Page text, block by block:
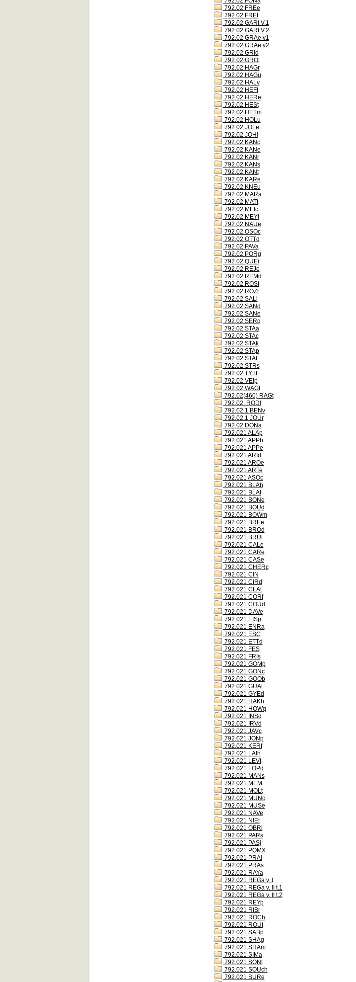
792.02 FREe
792.02 FREt
792.02 GARt V.1
792.02 GARt V.2
792.02 GRAe v1
792.02 GRAe v2
792.02 GRId
792.02 GROt
792.02 HAGr
792.02 HAGu
792.02 HALv
792.02 HEFt
792.02 HERe
792.02 HESt
792.02 HETm
792.02 HOLu
792.02 JOFe
792.02 JOHi
792.02 KANc
792.02 KANe
792.02 KANr
792.02 KANs
792.02 KANt
792.02 KARe
792.02 KNEu
792.02 MARa
792.02 MATt
792.02 MEIc
792.02 MEYt
792.02 NAUe
792.02 OSOc
792.02 OTTd
792.02 PAVa
792.02 PORg
792.02 QUEi
792.02 REJe
792.02 REMd
792.02 ROSt
792.02 ROZr
792.02 SALi
792.02 SANd
792.02 SANe
792.02 SERq
792.02 STAa
792.02 STAc
792.02 STAk
792.02 STAp
792.02 STAt
792.02 STRs
792.02 TYTt
792.02 VEIp
792.02 WAGt
792.02(460) RAGt
792.02. RODl
792.02.1 BENv
792.02.1 JOUr
792.02.DONa
792.021 ALAp
792.021 APPb
792.021 APPe
792.021 ARId
792.021 AROe
792.021 ARTe
792.021 ASOc
792.021 BLAh
792.021 BLAt
792.021 BONe
792.021 BOUd
792.021 BOWm
792.021 BREe
792.021 BROd
792.021 BRUt
792.021 CALe
792.021 CARe
792.021 CASe
792.021 CHERc
792.021 CIN
792.021 CIRd
792.021 CLAt
792.021 CORf
792.021 COUd
792.021 DAVe
792.021 EISp
792.021 ENRa
792.021 ESC
792.021 ETTd
792.021 FES
792.021 FRIs
792.021 GOMp
792.021 GONc
792.021 GOOb
792.021 GUAt
792.021 GYEd
792.021 HAKh
792.021 HOWq
792.021 INSd
792.021 IRVd
792.021 JAVc
792.021 JONp
792.021 KERf
792.021 LAIh
792.021 LEVt
792.021 LOPd
792.021 MANs
792.021 MEM
792.021 MOLt
792.021 MUNc
792.021 MUSe
792.021 NAVe
792.021 NIEt
792.021 OBRi
792.021 PARs
792.021 PASj
792.021 PQMX
792.021 PRAi
792.021 PRAs
792.021 RAYa
792.021 REGa v. I
792.021 REGa v. II t.1
792.021 REGa v. II t.2
792.021 REYp
792.021 RIBr
792.021 ROCh
792.021 ROUt
792.021 SABp
792.021 SHAg
792.021 SHAm
792.021 SIMa
792.021 SONt
792.021 SOUch
792.021 SURe